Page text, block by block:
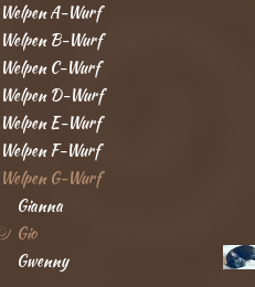
Welpen A-Wurf
Welpen B-Wurf
Welpen C-Wurf
Welpen D-Wurf
Welpen E-Wurf
Welpen F-Wurf
Welpen G-Wurf
Gianna
Gio
Gwenny